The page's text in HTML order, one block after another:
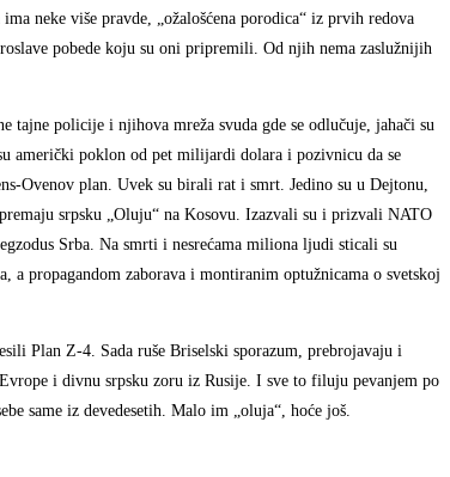
neke više pravde, „ožalošćena porodica“ iz prvih redova
pobede koju su oni pripremili. Od njih nema zaslužnijih
tajne policije i njihova mreža svuda gde se odlučuje, jahači su
američki poklon od pet milijardi dolara i pozivnicu da se
Ovenov plan. Uvek su birali rat i smrt. Jedino su u Dejtonu,
srpsku „Oluju“ na Kosovu. Izazvali su i prizvali NATO
Srba. Na smrti i nesrećama miliona ljudi sticali su
a propagandom zaborava i montiranim optužnicama o svetskoj
Plan Z-4. Sada ruše Briselski sporazum, prebrojavaju i
Evrope i divnu srpsku zoru iz Rusije. I sve to filuju pevanjem po
same iz devedesetih. Malo im „oluja“, hoće još.